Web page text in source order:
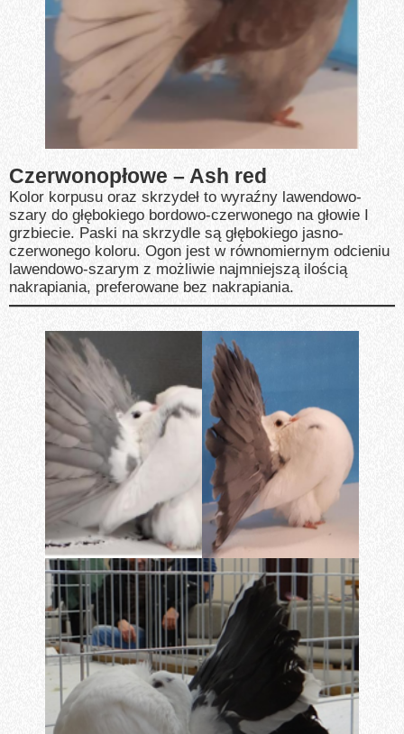
Czerwonopłowe – Ash red
Kolor korpusu oraz skrzydeł to wyraźny lawendowo-
szary do głębokiego bordowo-czerwonego na głowie I
grzbiecie. Paski na skrzydle są głębokiego jasno-
czerwonego koloru. Ogon jest w równomiernym odcieniu
lawendowo-szarym z możliwie najmniejszą ilością
nakrapiania, preferowane bez nakrapiania.